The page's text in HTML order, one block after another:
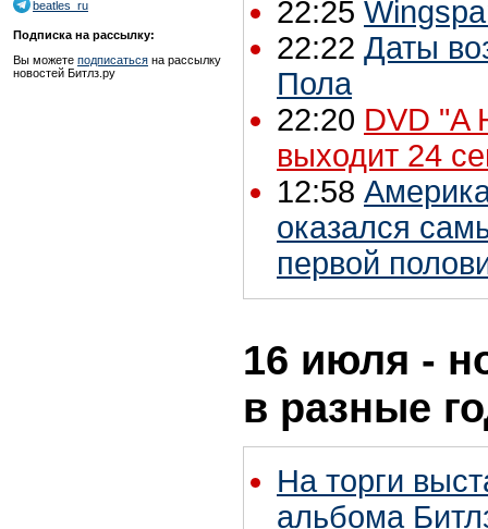
beatles_ru
Подписка на рассылку:
Вы можете подписаться на рассылку
новостей Битлз.ру
22:25
22:22 Даты
Пола
22:20 DVD "A
выходит 24
12:58
оказался
первой
16 июля -
в разные
На торги
альбома